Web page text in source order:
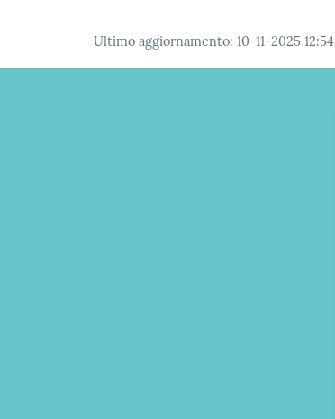
Ultimo aggiornamento: 10-11-2025 12:54